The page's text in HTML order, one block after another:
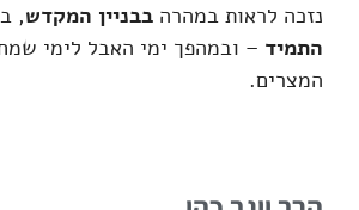
נזכה לראות במהרה בבניין המקדש,
התמיד – ובמהפך ימי האבל לימי
המצרים.